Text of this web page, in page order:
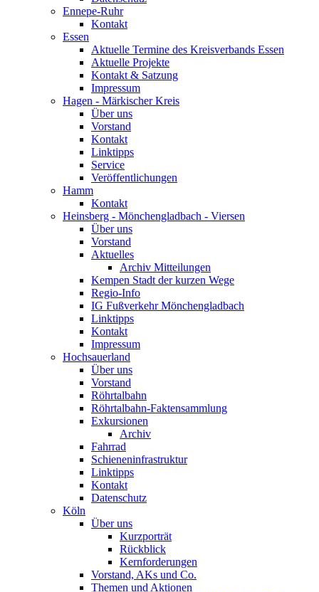
Ennepe-Ruhr
Kontakt
Essen
Aktuelle Termine des Kreisverbands Essen
Aktuelle Projekte
Kontakt & Satzung
Impressum
Hagen - Märkischer Kreis
Über uns
Vorstand
Kontakt
Linktipps
Service
Veröffentlichungen
Hamm
Kontakt
Heinsberg - Mönchengladbach - Viersen
Über uns
Vorstand
Aktuelles
Archiv Mitteilungen
Kempen Stadt der kurzen Wege
Regio-Info
IG Fußverkehr Mönchengladbach
Linktipps
Kontakt
Impressum
Hochsauerland
Über uns
Vorstand
Röhrtalbahn
Röhrtalbahn-Faktensammlung
Exkursionen
Archiv
Fahrrad
Schieneninfrastruktur
Linktipps
Kontakt
Datenschutz
Köln
Über uns
Kurzporträt
Rückblick
Kernforderungen
Vorstand, AKs und Co.
Themen und Aktionen